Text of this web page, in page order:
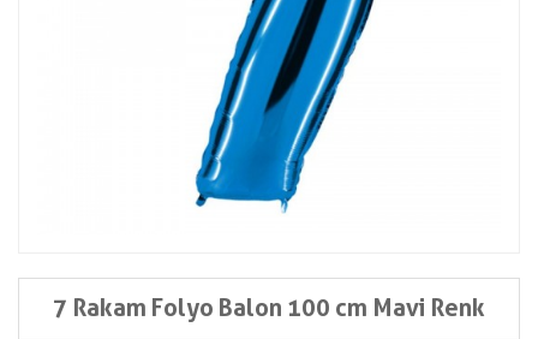
7 Rakam Folyo Balon 100 cm Mavi Renk